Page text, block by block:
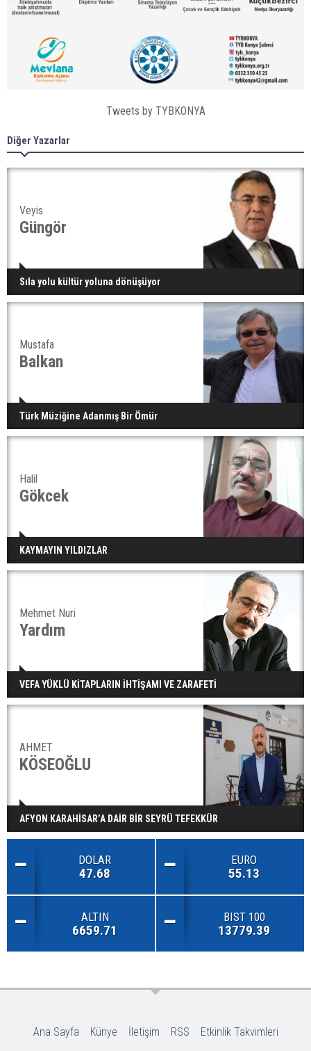
Tweets by TYBKONYA
Diğer Yazarlar
Veyis
Güngör
Sıla yolu kültür yoluna dönüşüyor
Mustafa
Balkan
Türk Müziğine Adanmış Bir Ömür
Halil
Gökcek
KAYMAYIN YILDIZLAR
Mehmet Nuri
Yardım
VEFA YÜKLÜ KİTAPLARIN İHTİŞAMI VE ZARAFETİ
AHMET
KÖSEOĞLU
AFYON KARAHİSAR’A DAİR BİR SEYRÜ TEFEKKÜR
DOLAR
47.68
EURO
55.13
ALTIN
6659.71
BIST 100
13779.39
Ana Sayfa Künye İletişim RSS Etkinlik Takvimleri